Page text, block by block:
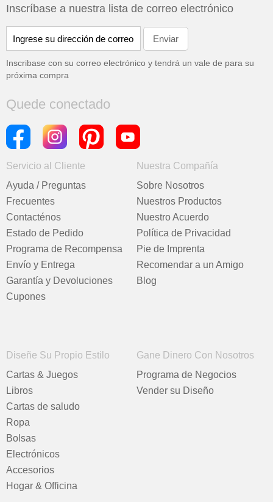
Inscríbase a nuestra lista de correo electrónico
Inscribase con su correo electrónico y tendrá un vale de para su
próxima compra
Quede conectado
Servicio al Cliente
Ayuda / Preguntas
Frecuentes
Contacténos
Estado de Pedido
Programa de Recompensa
Envío y Entrega
Garantía y Devoluciones
Cupones
Nuestra Compañía
Sobre Nosotros
Nuestros Productos
Nuestro Acuerdo
Política de Privacidad
Pie de Imprenta
Recomendar a un Amigo
Blog
Diseñe Su Propio Estilo
Cartas & Juegos
Libros
Cartas de saludo
Ropa
Bolsas
Electrónicos
Accesorios
Hogar & Officina
Gane Dinero Con Nosotros
Programa de Negocios
Vender su Diseño